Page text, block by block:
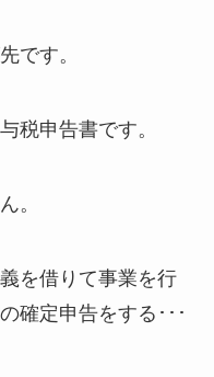
です。
税申告書です。
。
を借りて事業を行
確定申告をする･･･